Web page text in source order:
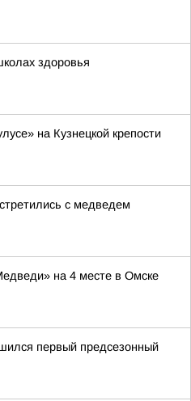
здоровья
на Кузнецкой крепости
с медведем
на 4 месте в Омске
первый предсезонный